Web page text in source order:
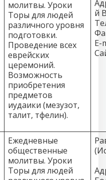
молитвы. Уроки
Торы для людей
различного уровня
подготовки.
Проведение всех
еврейских
церемоний.
Возможность
приобретения
предметов
иудаики (мезузот,
талит, тфелин).
й
E-
Ежедневные
общественные
молитвы. Уроки
Торы для людей